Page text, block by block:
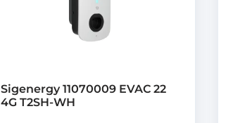
Sigenergy 11070009 EVAC 22
4G T2SH-WH